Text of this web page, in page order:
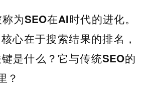
为SEO在AI时代的进化。
心在于搜索结果的排名，
是什么？它与传统SEO的
？